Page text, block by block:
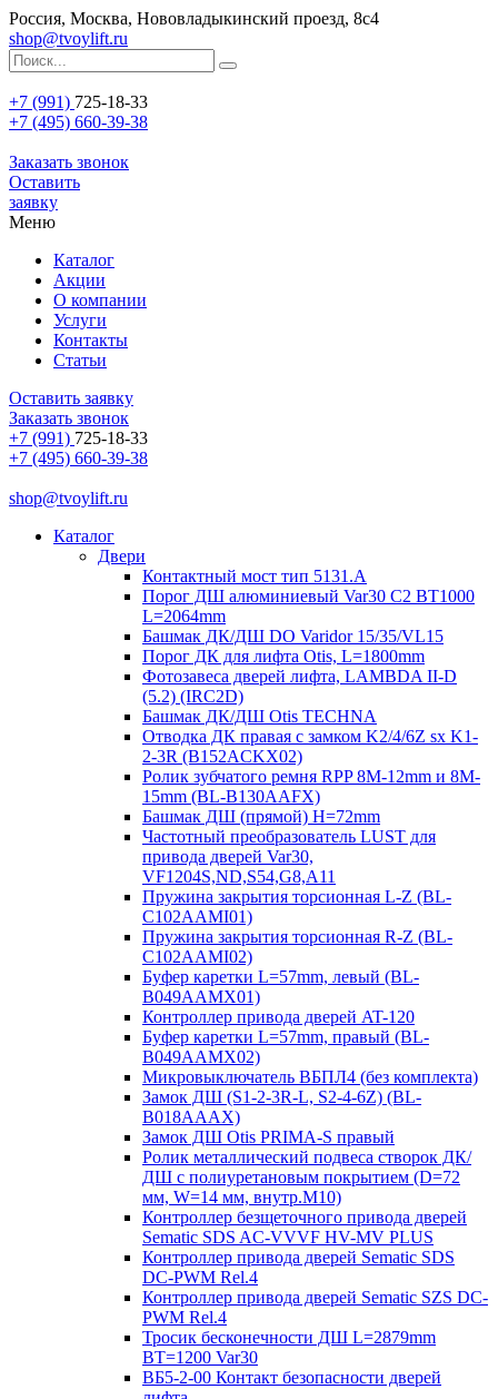
Россия, Москва, Нововладыкинский проезд, 8с4
shop@tvoylift.ru
+7 (991) 725-18-33
+7 (495) 660-39-38
Заказать звонок
Оставить
заявку
Меню
Каталог
Акции
О компании
Услуги
Контакты
Статьи
Оставить заявку
Заказать звонок
+7 (991) 725-18-33
+7 (495) 660-39-38
shop@tvoylift.ru
Каталог
Двери
Контактный мост тип 5131.A
Порог ДШ алюминиевый Var30 C2 BT1000
L=2064mm
Башмак ДК/ДШ DO Varidor 15/35/VL15
Порог ДК для лифта Otis, L=1800mm
Фотозавеса дверей лифта, LAMBDA II-D
(5.2) (IRC2D)
Башмак ДК/ДШ Otis TECHNA
Отводка ДК правая с замком K2/4/6Z sx K1-
2-3R (B152ACKX02)
Ролик зубчатого ремня RPP 8M-12mm и 8M-
15mm (BL-B130AAFX)
Башмак ДШ (прямой) H=72mm
Частотный преобразователь LUST для
привода дверей Var30,
VF1204S,ND,S54,G8,A11
Пружина закрытия торсионная L-Z (BL-
C102AAMI01)
Пружина закрытия торсионная R-Z (BL-
C102AAMI02)
Буфер каретки L=57mm, левый (BL-
B049AAMX01)
Контроллер привода дверей AT-120
Буфер каретки L=57mm, правый (BL-
B049AAMX02)
Микровыключатель ВБПЛ4 (без комплекта)
Замок ДШ (S1-2-3R-L, S2-4-6Z) (BL-
B018AAAX)
Замок ДШ Otis PRIMA-S правый
Ролик металлический подвеса створок ДК/
ДШ с полиуретановым покрытием (D=72
мм, W=14 мм, внутр.М10)
Контроллер безщеточного привода дверей
Sematiс SDS AC-VVVF HV-MV PLUS
Контроллер привода дверей Sematic SDS
DC-PWM Rel.4
Контроллер привода дверей Sematic SZS DC-
PWM Rel.4
Тросик бесконечности ДШ L=2879mm
BT=1200 Var30
ВБ5-2-00 Контакт безопасности дверей